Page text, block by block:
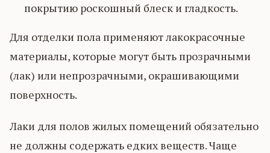
покрытию роскошный блеск и гладкость.
Для отделки пола применяют лакокрасочные
материалы, которые могут быть прозрачными
(лак) или непрозрачными, окрашивающими
поверхность.
Лаки для полов жилых помещений обязательно
не должны содержать едких веществ. Чаще